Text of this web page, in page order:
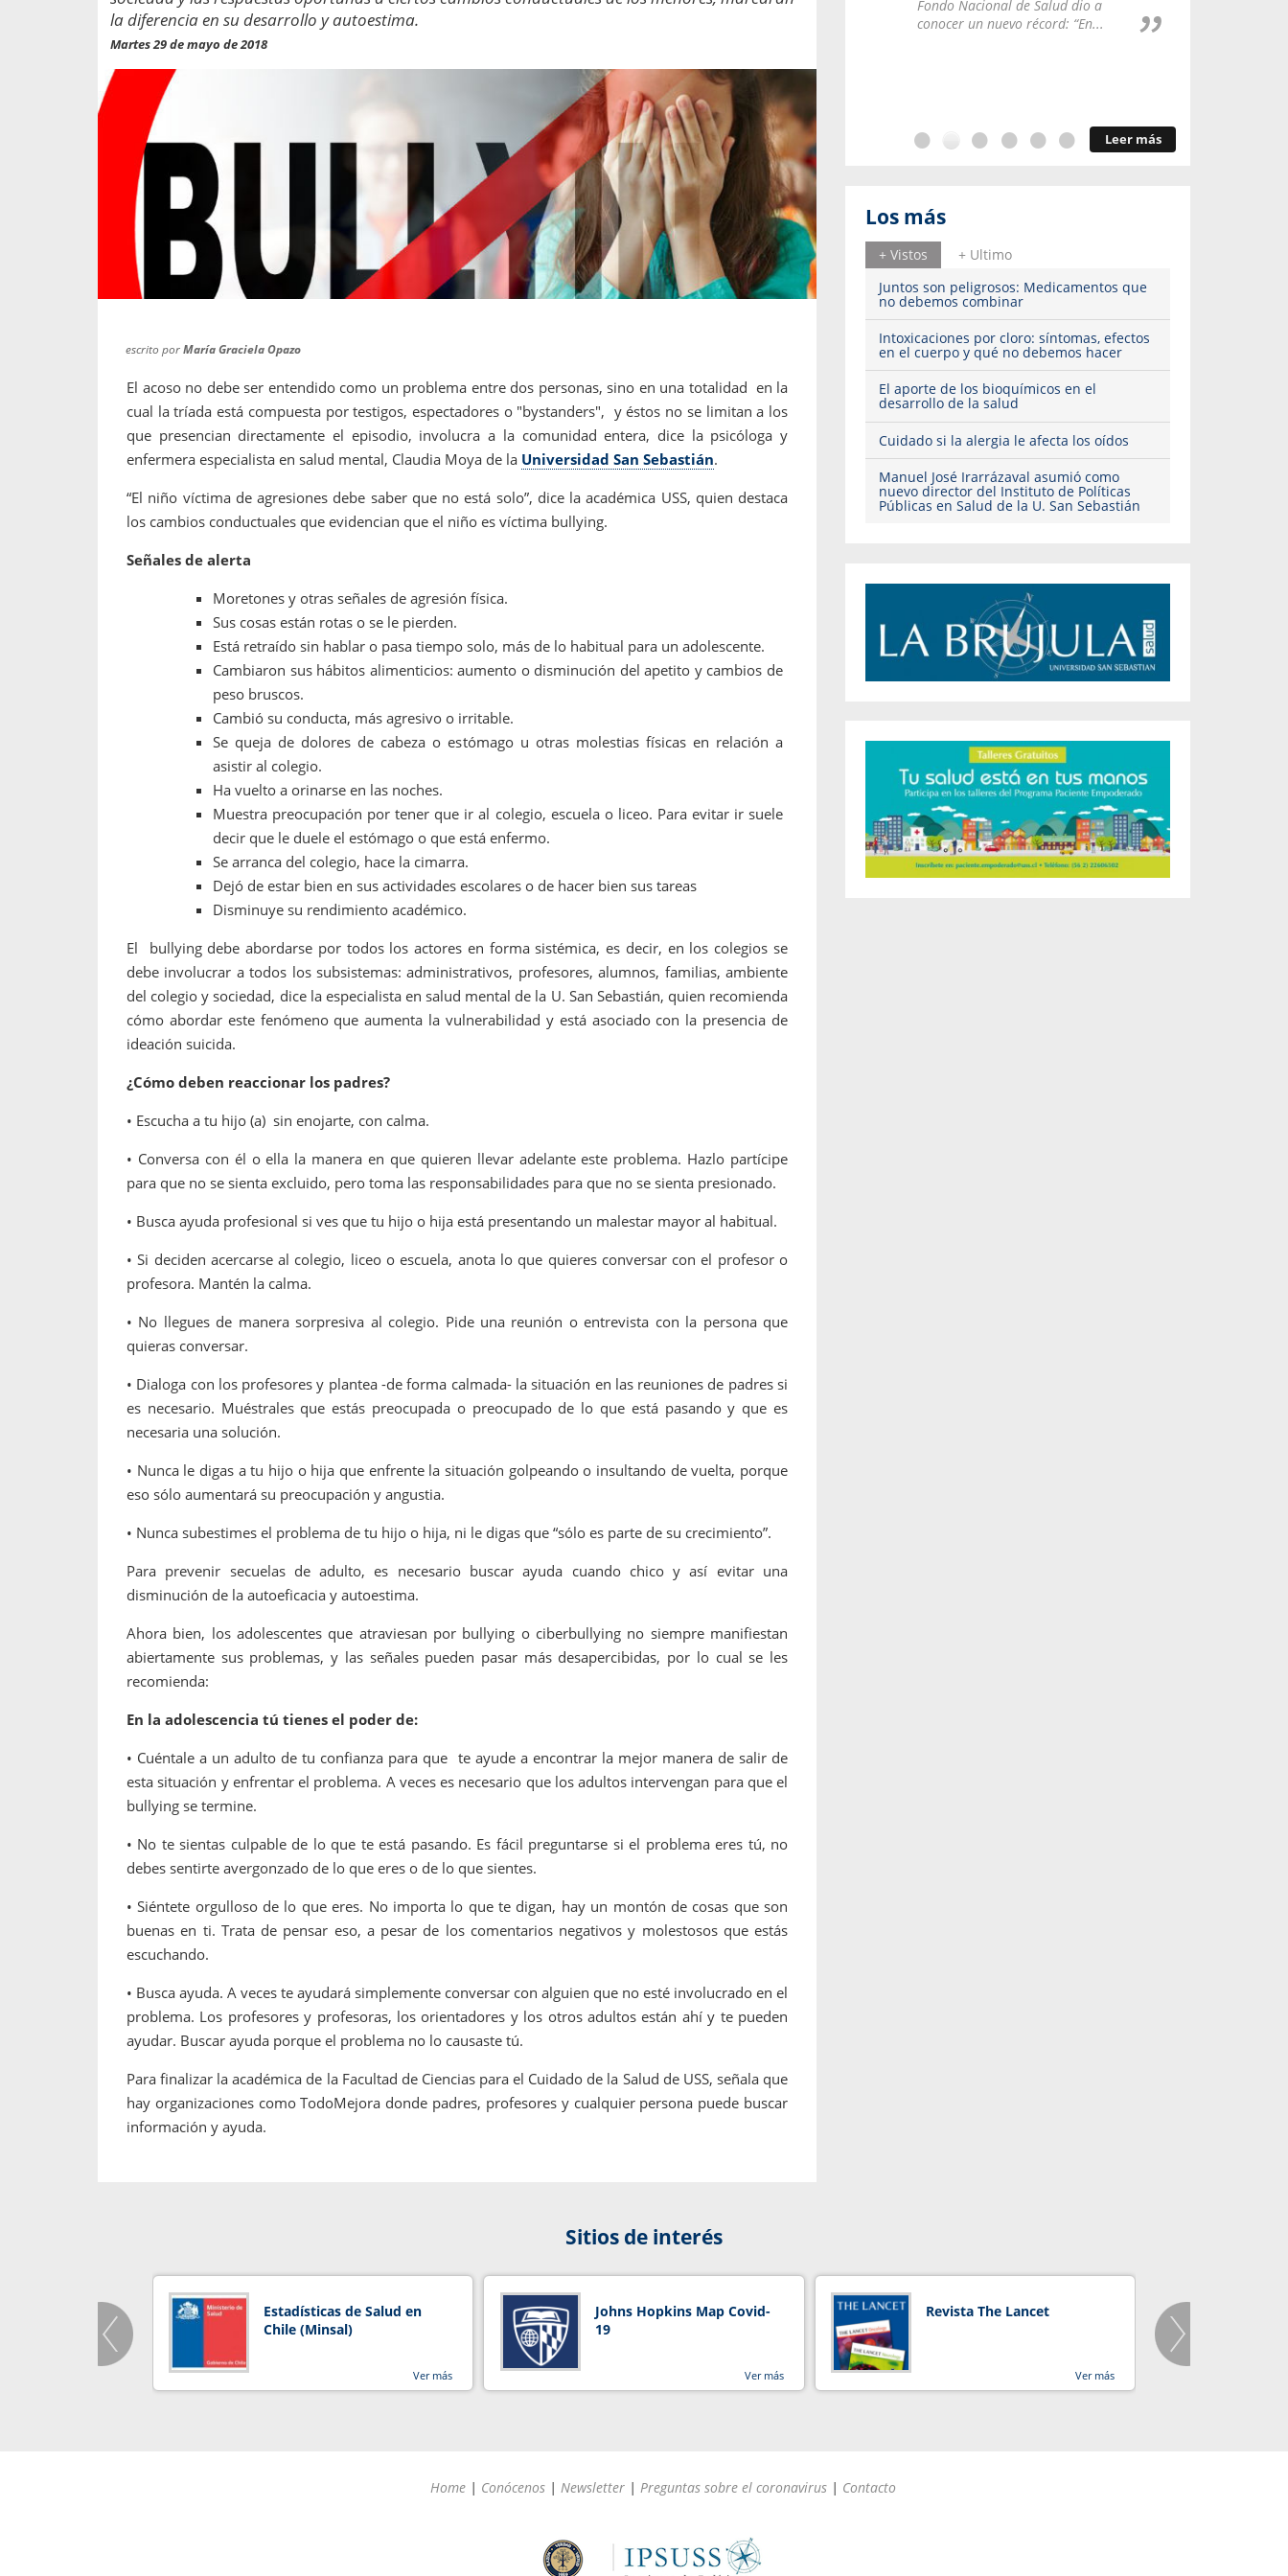
la diferencia en su desarrollo y autoestima.
Martes 29 de mayo de 2018
escrito porMaría Graciela Opazo
El acoso no debe ser entendido como un problema entre dos personas, sino en una totalidad en la
cual la tríada está compuesta por testigos, espectadores o "bystanders", y éstos no se limitan a los
que presencian directamente el episodio, involucra a la comunidad entera, dice la psicóloga y
enfermera especialista en salud mental, Claudia Moya de la Universidad San Sebastián.
“El niño víctima de agresiones debe saber que no está solo”, dice la académica USS, quien destaca
los cambios conductuales que evidencian que el niño es víctima bullying.
Señales de alerta
Moretones y otras señales de agresión física.
Sus cosas están rotas o se le pierden.
Está retraído sin hablar o pasa tiempo solo, más de lo habitual para un adolescente.
Cambiaron sus hábitos alimenticios: aumento o disminución del apetito y cambios de
peso bruscos.
Cambió su conducta, más agresivo o irritable.
Se queja de dolores de cabeza o estómago u otras molestias físicas en relación a
asistir al colegio.
Ha vuelto a orinarse en las noches.
Muestra preocupación por tener que ir al colegio, escuela o liceo. Para evitar ir suele
decir que le duele el estómago o que está enfermo.
Se arranca del colegio, hace la cimarra.
Dejó de estar bien en sus actividades escolares o de hacer bien sus tareas
Disminuye su rendimiento académico.
El bullying debe abordarse por todos los actores en forma sistémica, es decir, en los colegios se
debe involucrar a todos los subsistemas: administrativos, profesores, alumnos, familias, ambiente
del colegio y sociedad, dice la especialista en salud mental de la U. San Sebastián, quien recomienda
cómo abordar este fenómeno que aumenta la vulnerabilidad y está asociado con la presencia de
ideación suicida.
¿Cómo deben reaccionar los padres?
• Escucha a tu hijo (a) sin enojarte, con calma.
• Conversa con él o ella la manera en que quieren llevar adelante este problema. Hazlo partícipe
para que no se sienta excluido, pero toma las responsabilidades para que no se sienta presionado.
• Busca ayuda profesional si ves que tu hijo o hija está presentando un malestar mayor al habitual.
• Si deciden acercarse al colegio, liceo o escuela, anota lo que quieres conversar con el profesor o
profesora. Mantén la calma.
• No llegues de manera sorpresiva al colegio. Pide una reunión o entrevista con la persona que
quieras conversar.
• Dialoga con los profesores y plantea -de forma calmada- la situación en las reuniones de padres si
es necesario. Muéstrales que estás preocupada o preocupado de lo que está pasando y que es
necesaria una solución.
• Nunca le digas a tu hijo o hija que enfrente la situación golpeando o insultando de vuelta, porque
eso sólo aumentará su preocupación y angustia.
• Nunca subestimes el problema de tu hijo o hija, ni le digas que “sólo es parte de su crecimiento”.
Para prevenir secuelas de adulto, es necesario buscar ayuda cuando chico y así evitar una
disminución de la autoeficacia y autoestima.
Ahora bien, los adolescentes que atraviesan por bullying o ciberbullying no siempre manifiestan
abiertamente sus problemas, y las señales pueden pasar más desapercibidas, por lo cual se les
recomienda:
En la adolescencia tú tienes el poder de:
• Cuéntale a un adulto de tu confianza para que te ayude a encontrar la mejor manera de salir de
esta situación y enfrentar el problema. A veces es necesario que los adultos intervengan para que el
bullying se termine.
• No te sientas culpable de lo que te está pasando. Es fácil preguntarse si el problema eres tú, no
debes sentirte avergonzado de lo que eres o de lo que sientes.
• Siéntete orgulloso de lo que eres. No importa lo que te digan, hay un montón de cosas que son
buenas en ti. Trata de pensar eso, a pesar de los comentarios negativos y molestosos que estás
escuchando.
• Busca ayuda. A veces te ayudará simplemente conversar con alguien que no esté involucrado en el
problema. Los profesores y profesoras, los orientadores y los otros adultos están ahí y te pueden
ayudar. Buscar ayuda porque el problema no lo causaste tú.
Para finalizar la académica de la Facultad de Ciencias para el Cuidado de la Salud de USS, señala que
hay organizaciones como TodoMejora donde padres, profesores y cualquier persona puede buscar
información y ayuda.
entregados por la
sobre viajes al extranjero
que deben hacer...
propaga a un gran número de...
enfermedades periodontales. Sin
Fondo Nacional de Salud dio a
conocer un nuevo récord: “En...
Leer más
Los más
+ Vistos
+ Ultimo
Juntos son peligrosos: Medicamentos que
no debemos combinar
Intoxicaciones por cloro: síntomas, efectos
en el cuerpo y qué no debemos hacer
El aporte de los bioquímicos en el
desarrollo de la salud
Cuidado si la alergia le afecta los oídos
Manuel José Irarrázaval asumió como
nuevo director del Instituto de Políticas
Públicas en Salud de la U. San Sebastián
Sitios de interés
Estadísticas de Salud en
Chile (Minsal)
Ver más
Johns Hopkins Map Covid-
19
Ver más
Revista The Lancet
Ver más
Home | Conócenos | Newsletter | Preguntas sobre el coronavirus | Contacto